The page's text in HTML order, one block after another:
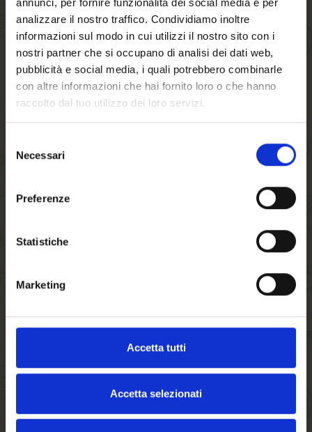
Benvenuto su forst.it
analizzare il nostro traffico. Condividiamo inoltre
informazioni sul modo in cui utilizzi il nostro sito con i
nostri partner che si occupano di analisi dei dati web,
pubblicità e social media, i quali potrebbero combinarle
con altre informazioni che hai fornito loro o che hanno
raccolto dal tuo utilizzo dei loro servizi.
delNecessari
Preferenze
Statistiche
Marketing
Accetta tutti
Accetta selezionati
Rimani sempre aggiornato
sulle ultime iniziative di
Birra FORST
10/04/2024
Gli atleti della FISI vengono
premiati presso Birra FORST
leggi di più